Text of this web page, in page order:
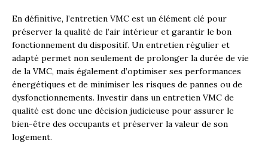
En définitive, l’entretien VMC est un élément clé pour
préserver la qualité de l’air intérieur et garantir le bon
fonctionnement du dispositif. Un entretien régulier et
adapté permet non seulement de prolonger la durée de vie
de la VMC, mais également d’optimiser ses performances
énergétiques et de minimiser les risques de pannes ou de
dysfonctionnements. Investir dans un entretien VMC de
qualité est donc une décision judicieuse pour assurer le
bien-être des occupants et préserver la valeur de son
logement.